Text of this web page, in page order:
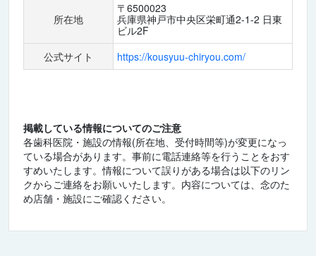
所在地
〒6500023
兵庫県神戸市中央区栄町通2-1-2 日東
ビル2F
公式サイト
https://kousyuu-chiryou.com/
掲載している情報についてのご注意
各歯科医院・施設の情報(所在地、受付時間等)が変更になっ
ている場合があります。事前に電話連絡等を行うことをおす
すめいたします。情報について誤りがある場合は以下のリン
クからご連絡をお願いいたします。内容については、念のた
め店舗・施設にご確認ください。